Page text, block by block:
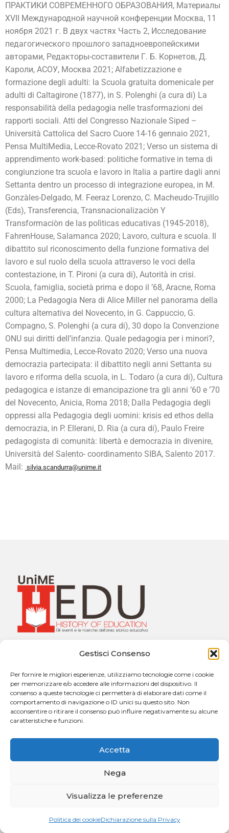
Gestisci Consenso
Per fornire le migliori esperienze, utilizziamo tecnologie come i cookie
per memorizzare e/o accedere alle informazioni del dispositivo. Il
consenso a queste tecnologie ci permetterà di elaborare dati come il
comportamento di navigazione o ID unici su questo sito. Non
acconsentire o ritirare il consenso può influire negativamente su alcune
caratteristiche e funzioni.
Accetta
Nega
Visualizza le preferenze
Politica dei cookieDichiarazione sulla Privacy
ПРАКТИКИ СОВРЕМЕННОГО ОБРАЗОВАНИЯ, Материалы
XVII Международной научной конференции Москва, 11
ноября 2021 г. В двух частях Часть 2, Исследование
педагогического прошлого западноевропейскими
авторами, Редакторы-составители Г. Б. Корнетов, Д.
Кароли, АСОУ, Москва 2021; Alfabetizzazione e
formazione degli adulti: la Scuola gratuita domenicale per
adulti di Caltagirone (1877), in S. Polenghi (a cura di) La
responsabilità della pedagogia nelle trasformazioni dei
rapporti sociali. Atti del Congresso Nazionale Siped –
Università Cattolica del Sacro Cuore 14-16 gennaio 2021,
Pensa MultiMedia, Lecce-Rovato 2021; Verso un sistema di
apprendimento work-based: politiche formative in tema di
congiunzione tra scuola e lavoro in Italia a partire dagli anni
Settanta dentro un processo di integrazione europea, in M.
Gonzàles-Delgado, M. Feeraz Lorenzo, C. Macheudo-Trujillo
(Eds), Transferencia, Transnacionalizaciòn Y
Transformaciòn de las polìticas educativas (1945-2018),
FahrenHouse, Salamanca 2020; Lavoro, cultura e scuola. Il
dibattito sul riconoscimento della funzione formativa del
lavoro e sul ruolo della scuola attraverso le voci della
contestazione, in T. Pironi (a cura di), Autorità in crisi.
Scuola, famiglia, società prima e dopo il ’68, Aracne, Roma
2000; La Pedagogia Nera di Alice Miller nel panorama della
cultura alternativa del Novecento, in G. Cappuccio, G.
Compagno, S. Polenghi (a cura di), 30 dopo la Convenzione
ONU sui diritti dell’infanzia. Quale pedagogia per i minori?,
Pensa Multimedia, Lecce-Rovato 2020; Verso una nuova
democrazia partecipata: il dibattito negli anni Settanta su
lavoro e riforma della scuola, in L. Todaro (a cura di), Cultura
pedagogica e istanze di emancipazione tra gli anni ’60 e ’70
del Novecento, Anicia, Roma 2018; Dalla Pedagogia degli
oppressi alla Pedagogia degli uomini: krisis ed ethos della
democrazia, in P. Ellerani, D. Ria (a cura di), Paulo Freire
pedagogista di comunità: libertà e democrazia in divenire,
Università del Salento- coordinamento SIBA, Salento 2017.
Mail: silvia.scandurra@unime.it
Università degli Studi di Messina
Pedagogiche e degli Studi Culturali
Sezione di Pedagogia “Giuseppe Catalfamo”
Via Concezione, n. 8 – 98121 Messina